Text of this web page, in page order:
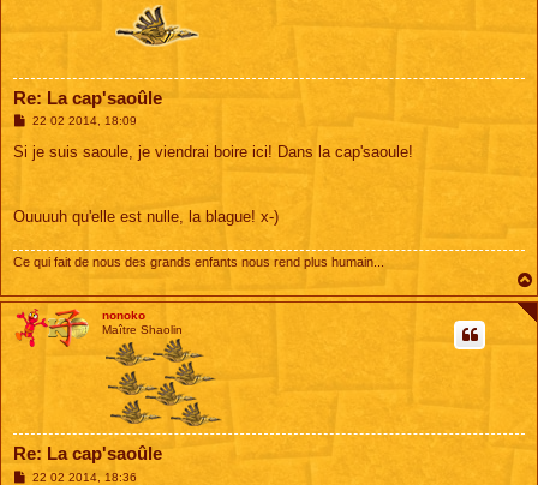
Re: La cap'saoûle
M
s
s
22 02 2014, 18:09
Si je suis saoule, je viendrai boire ici! Dans la cap'saoule!
Ouuuuh qu'elle est nulle, la blague! x-)
Ce qui fait de nous des grands enfants nous rend plus humain...
nonoko
Maître Shaolin
Re: La cap'saoûle
M22 02 2014, 18:36